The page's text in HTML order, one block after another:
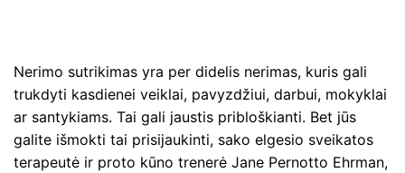
Nerimo sutrikimas yra per didelis nerimas, kuris gali
trukdyti kasdienei veiklai, pavyzdžiui, darbui, mokyklai
ar santykiams. Tai gali jaustis pribloškianti. Bet jūs
galite išmokti tai prisijaukinti, sako elgesio sveikatos
terapeutė ir proto kūno trenerė Jane Pernotto Ehrman,